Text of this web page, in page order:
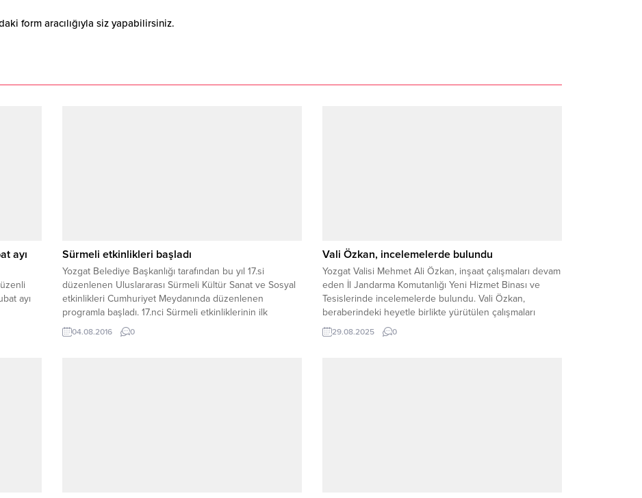
form aracılığıyla siz yapabilirsiniz.
ayı
ayı
Sürmeli etkinlikleri başladı
Yozgat Belediye Başkanlığı tarafından bu yıl 17.si
düzenlenen Uluslararası Sürmeli Kültür Sanat ve Sosyal
etkinlikleri Cumhuriyet Meydanında düzenlenen
programla başladı. 17.nci Sürmeli etkinliklerinin ilk
gününde vatandaşlara etli pilav ikram edilirken, etkinlik;
Azerbaycan Devlet Halk Dansları Topluluğu, Yozgat
04.08.2016 0
Vali Özkan, incelemelerde bulundu
Yozgat Valisi Mehmet Ali Özkan, inşaat çalışmaları devam
eden İl Jandarma Komutanlığı Yeni Hizmet Binası ve
Tesislerinde incelemelerde bulundu. Vali Özkan,
beraberindeki heyetle birlikte yürütülen çalışmaları
yerinde görerek, yüklenici firma yetkililerinden ve İl
Jandarma Komutanı Albay Cezmi Yalınkılıç’tan bilgi aldı.
29.08.2025 0